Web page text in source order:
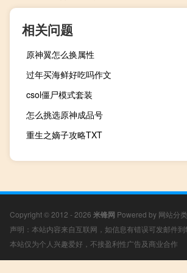
相关问题
原神翼怎么换属性
过年买海鲜好吃吗作文
csol僵尸模式套装
怎么挑选原神成品号
重生之嫡子攻略TXT
Copyright © 2012 - 2026 米锋网 Powered by 网站分
声明：本站内容来自互联网，如信息有错误可发邮件
本站仅为个人兴趣爱好，不接盈利性广告及商业合作